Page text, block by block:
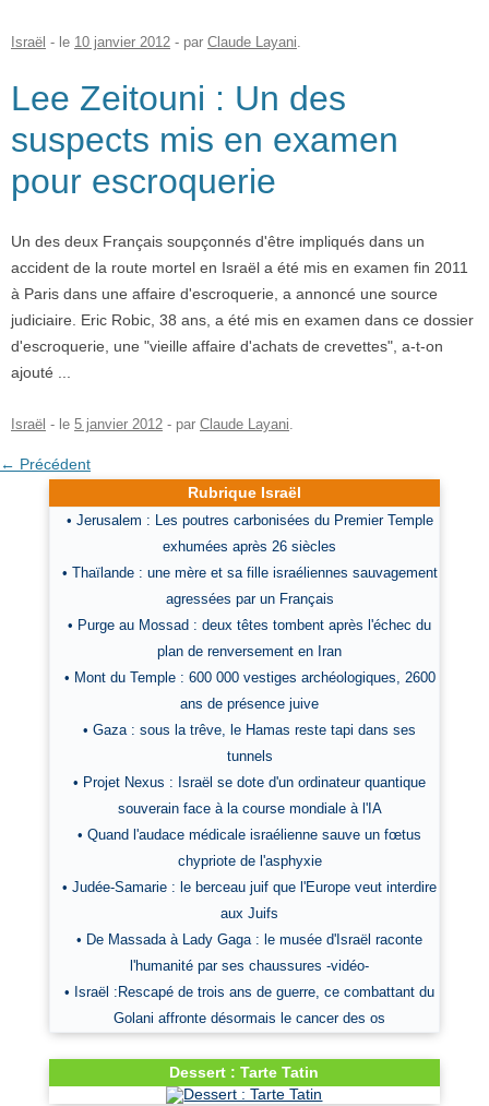
Israël - le 10 janvier 2012 - par Claude Layani.
Lee Zeitouni : Un des
suspects mis en examen
pour escroquerie
Un des deux Français soupçonnés d'être impliqués dans un
accident de la route mortel en Israël a été mis en examen fin 2011
à Paris dans une affaire d'escroquerie, a annoncé une source
judiciaire. Eric Robic, 38 ans, a été mis en examen dans ce dossier
d'escroquerie, une "vieille affaire d'achats de crevettes", a-t-on
ajouté ...
Israël - le 5 janvier 2012 - par Claude Layani.
Post navigation
← Précédent
Rubrique Israël
• Jerusalem : Les poutres carbonisées du Premier Temple
exhumées après 26 siècles
• Thaïlande : une mère et sa fille israéliennes sauvagement
agressées par un Français
• Purge au Mossad : deux têtes tombent après l'échec du
plan de renversement en Iran
• Mont du Temple : 600 000 vestiges archéologiques, 2600
ans de présence juive
• Gaza : sous la trêve, le Hamas reste tapi dans ses
tunnels
• Projet Nexus : Israël se dote d'un ordinateur quantique
souverain face à la course mondiale à l'IA
• Quand l'audace médicale israélienne sauve un fœtus
chypriote de l'asphyxie
• Judée-Samarie : le berceau juif que l'Europe veut interdire
aux Juifs
• De Massada à Lady Gaga : le musée d'Israël raconte
l'humanité par ses chaussures -vidéo-
• Israël :Rescapé de trois ans de guerre, ce combattant du
Golani affronte désormais le cancer des os
Dessert : Tarte Tatin